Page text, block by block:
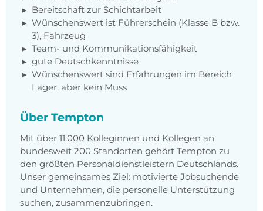
Bereitschaft zur Schichtarbeit
Wünschenswert ist Führerschein (Klasse B bzw.
3), Fahrzeug
Team- und Kommunikationsfähigkeit
gute Deutschkenntnisse
Wünschenswert sind Erfahrungen im Bereich
Lager, aber kein Muss
Über Tempton
Mit über 11.000 Kolleginnen und Kollegen an
bundesweit 200 Standorten gehört Tempton zu
den größten Personaldienstleistern Deutschlands.
Unser gemeinsames Ziel: motivierte Jobsuchende
und Unternehmen, die personelle Unterstützung
suchen, zusammenzubringen.